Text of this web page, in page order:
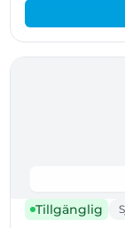
Tillgänglig